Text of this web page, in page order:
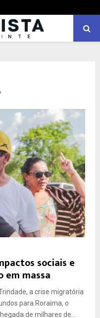
sociais e
em massa
a crise migratória
para Roraima, o
de milhares de...